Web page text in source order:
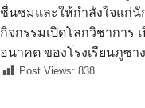
ชื่นชม​และให้กำลังใจ​แก่นั
กิจกรรม​เปิดโลกวิชาการ​
อนาคต​ ​ของ​โรงเรียน​ภูซา
Post Views: 838